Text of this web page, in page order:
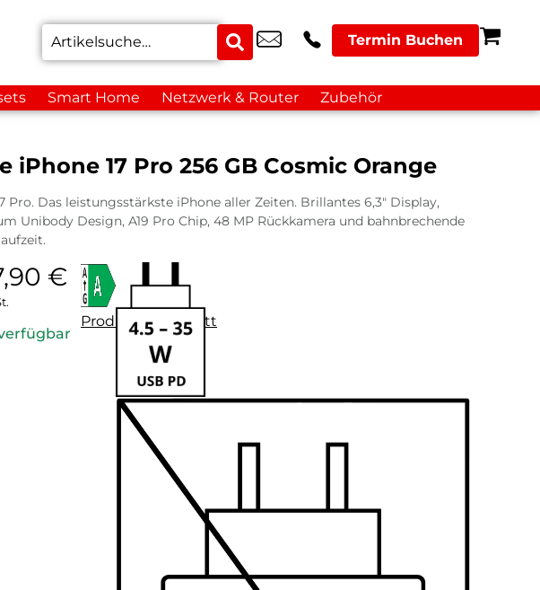
Termin Buchen
Smart Home Netzwerk & Router Zubehör
iPhone 17 Pro 256 GB Cosmic Orange
Pro. Das leistungsstärkste iPhone aller Zeiten. Brillantes 6,3″ Display,
Unibody Design, A19 Pro Chip, 48 MP Rückkamera und bahnbrechende
€
Produktdatenblatt